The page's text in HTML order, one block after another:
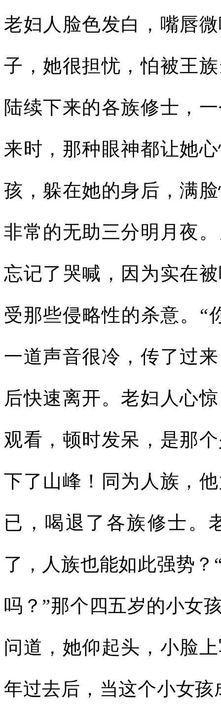
老妇人脸色发白，嘴唇
子，她很担忧，怕被王
陆续下来的各族修士，
来时，那种眼神都让她
孩，躲在她的身后，满
非常的无助三分明月夜
忘记了哭喊，因为实在
受那些侵略性的杀意。“
一道声音很冷，传了过
后快速离开。老妇人心
观看，顿时发呆，是那
下了山峰！同为人族，
已，喝退了各族修士。
了，人族也能如此强势
吗？”那个四五岁的小女
问道，她仰起头，小脸
年过去后，当这个小女